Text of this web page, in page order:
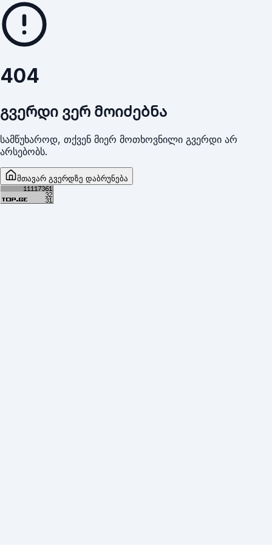
404
გვერდი ვერ მოიძებნა
სამწუხაროდ, თქვენ მიერ მოთხოვნილი გვერდი არ
არსებობს.
მთავარ გვერდზე დაბრუნება